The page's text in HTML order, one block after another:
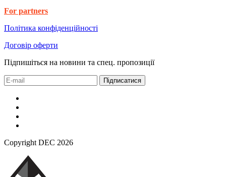
For partners
Політика конфіденційності
Договір оферти
Підпишіться на новини та спец. пропозиції
Підписатися
Copyright DEC 2026